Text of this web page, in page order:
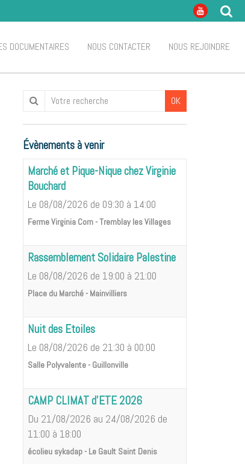
DOCUMENTAIRES NOUS CONTACTER NOUS REJOINDRE
OK
Évènements à venir
Marché et Pique-Nique chez Virginie
Bouchard
Le 08/08/2026 de 09:30 à 14:00
Ferme Virginia Corn - Tremblay les Villages
Rassemblement Solidaire Palestine
Le 08/08/2026 de 19:00 à 21:00
Place du Marché - Mainvilliers
Nuit des Etoiles
Le 08/08/2026 de 21:30 à 00:00
Salle Polyvalente - Guillonville
CAMP CLIMAT d'ETE 2026
Du 21/08/2026 au 24/08/2026 de
11:00 à 18:00
écolieu sykadap - Le Gault Saint Denis